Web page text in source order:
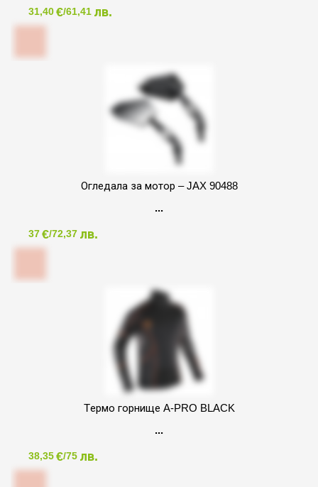
31,40€/61,41 лв.
Огледала за мотор – JAX 90488
37€/72,37 лв.
Tермо горнище A-PRO BLACK
38,35€/75 лв.